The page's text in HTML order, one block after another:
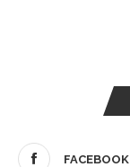
FACEBOOK